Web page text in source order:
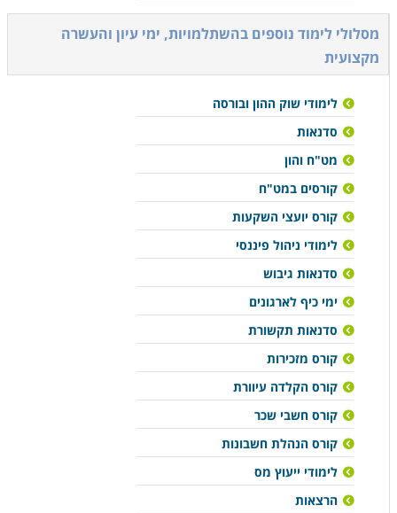
מסלולי לימוד נוספים בהשתלמויות, ימי עיון והעשרה
מקצועית
לימודי שוק ההון ובורסה
סדנאות
מט"ח והון
קורסים במט"ח
קורס יועצי השקעות
לימודי ניהול פיננסי
סדנאות גיבוש
ימי כיף לארגונים
סדנאות תקשורת
קורס מזכירות
קורס הקלדה עיוורת
קורס חשבי שכר
קורס הנהלת חשבונות
לימודי ייעוץ מס
הרצאות